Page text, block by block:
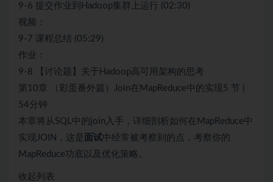
9-6 提交作业到Hadoop集群上运行 (02:30)
视频：
9-7 课程总结 (05:29)
作业：
9-8 【讨论题】关于Hadoop高可用架构的思考
第10章 （彩蛋番外篇）Join在MapReduce中的实现5 节 |
54分钟
本章将从SQL中的join入手，详细剖析如何在MapReduce中
实现JOIN，这是 面试中经常被考察到的点，考察你的
MapReduce功底以及优化策略。
收起列表